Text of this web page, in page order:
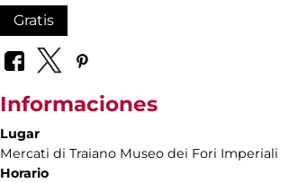
Gratis
Informaciones
Lugar
Mercati di Traiano Museo dei Fori Imperiali
Horario